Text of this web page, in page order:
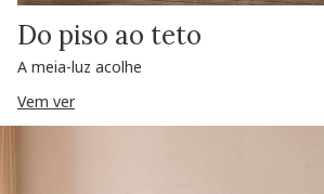
Do piso ao teto
A meia-luz acolhe
Vem ver